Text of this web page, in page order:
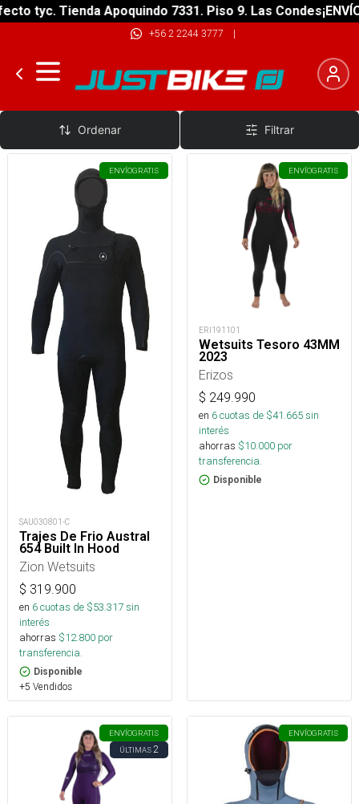
tyc. Tienda Apoquindo 7331. Piso 9. Las Condes
+56 2 2244 3777 |
Wetsuits Mujer
Ordenar Filtrar
ENVÍOGRATIS
SAU030801-C
Trajes De Frio Austral
654 Built In Hood
Zion Wetsuits
$ 319.900
en 6cuotas de $53.317sin
interés
ahorras $12.800 por
transferencia.
Disponible
+5 Vendidos
ENVÍOGRATIS
ERI191101
Wetsuits Tesoro 43MM
2023
Erizos
$ 249.990
en 6cuotas de $41.665sin
interés
ahorras $10.000 por
transferencia.
Disponible
ENVÍOGRATIS
ÚLTIMAS2
ENVÍOGRATIS